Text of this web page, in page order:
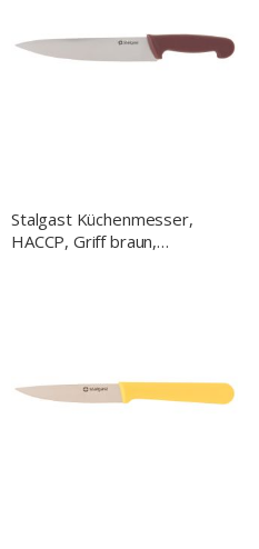
Stalgast Küchenmesser,
HACCP, Griff braun,